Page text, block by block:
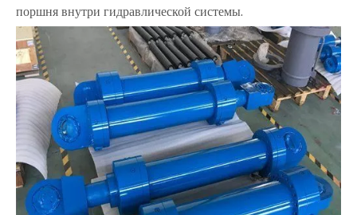
поршня внутри гидравлической системы.